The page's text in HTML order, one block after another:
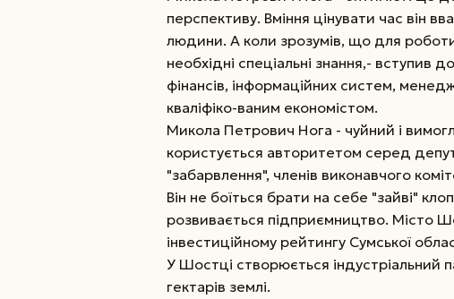
перспективу. Вміння цінувати час він
людини. А коли зрозумів, що для
необхідні спеціальні знання,- вступив
фінансів, інформаційних систем,
кваліфіко-ваним економістом.
Микола Петрович Нога - чуйний і
користується авторитетом серед
"забарвлення", членів виконавчого
Він не боїться брати на себе "зайві"
розвивається підприємництво. Місто
інвестиційному рейтингу Сумської
У Шостці створюється
гектарів землі.